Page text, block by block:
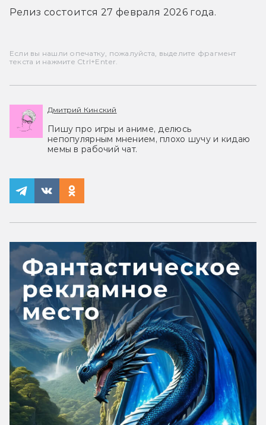
Релиз состоится 27 февраля 2026 года.
Если вы нашли опечатку, пожалуйста, выделите фрагмент
текста и нажмите Ctrl+Enter.
Дмитрий Кинский
Пишу про игры и аниме, делюсь
непопулярным мнением, плохо шучу и кидаю
мемы в рабочий чат.